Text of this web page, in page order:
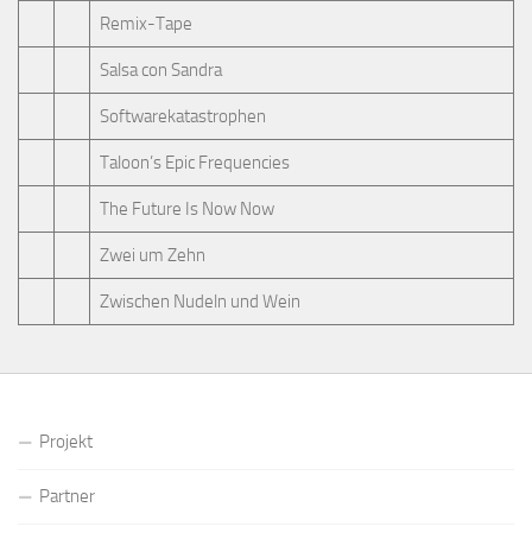
Remix-Tape
Salsa con Sandra
Softwarekatastrophen
Taloon’s Epic Frequencies
The Future Is Now Now
Zwei um Zehn
Zwischen Nudeln und Wein
Projekt
Partner